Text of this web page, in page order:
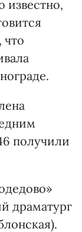
известно,
получили
драматург